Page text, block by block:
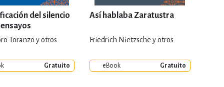
Y LINGÜÍSTICA
del silencio
Toranzo y otros
Gratuito
Así hablaba Zaratustra
Friedrich Nietzsche y otros
eBook Gratuito